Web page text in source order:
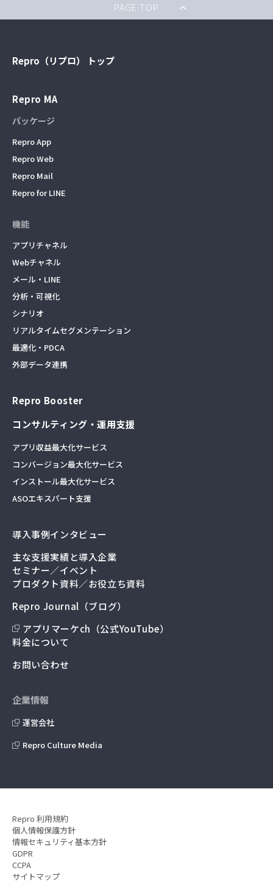
PAGE TOP
Repro（リプロ） トップ
Repro MA
パッケージ
Repro App
Repro Web
Repro Mail
Repro for LINE
機能
アプリチャネル
Webチャネル
メール・LINE
分析・可視化
シナリオ
リアルタイムセグメンテーション
最適化・PDCA
外部データ連携
Repro Booster
コンサルティング・運用支援
アプリ収益最大化サービス
コンバージョン最大化サービス
インストール最大化サービス
ASOエキスパート支援
導入事例インタビュー
主な支援実績と導入企業
セミナー／イベント
プロダクト資料／お役立ち資料
Repro Journal（ブログ）
アプリマーケch（公式YouTube）
料金について
お問い合わせ
企業情報
運営会社
Repro Culture Media
Repro 利用規約
個人情報保護方針
情報セキュリティ基本方針
GDPR
CCPA
サイトマップ